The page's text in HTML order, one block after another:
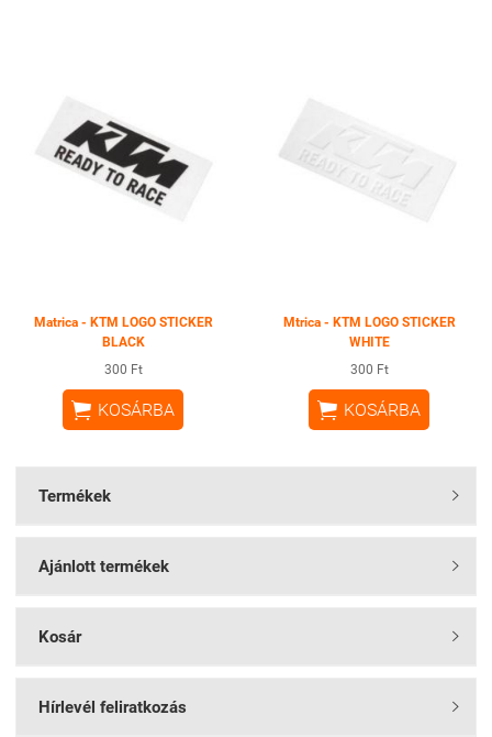
Matrica - KTM LOGO STICKER
BLACK
300 Ft
 KOSÁRBA
Mtrica - KTM LOGO STICKER
WHITE
300 Ft
 KOSÁRBA
Termékek 
Ajánlott termékek 
Kosár 
Hírlevél feliratkozás 